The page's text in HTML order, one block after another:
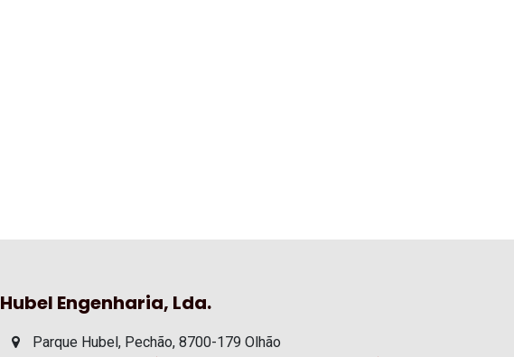
Hubel Engenharia, Lda.
Parque Hubel, Pechão, 8700-179 Olhão